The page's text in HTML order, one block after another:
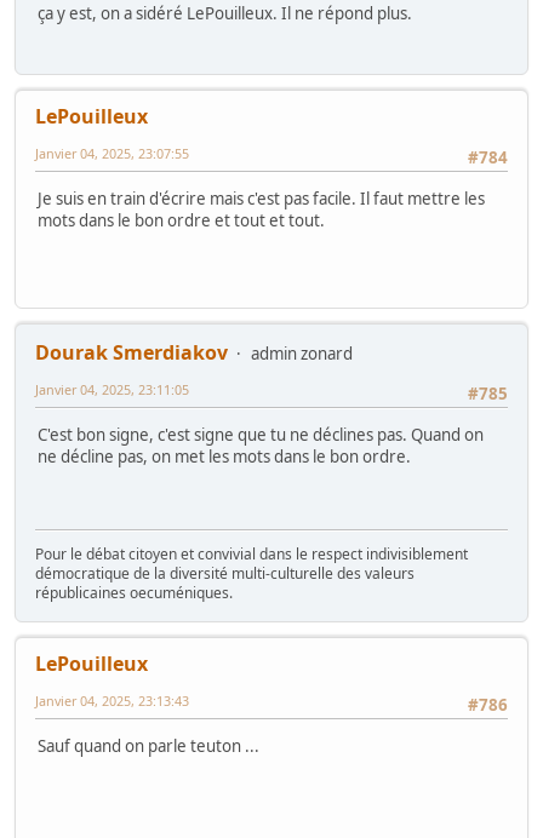
ça y est, on a sidéré LePouilleux. Il ne répond plus.
LePouilleux
#784
Janvier 04, 2025, 23:07:55
Je suis en train d'écrire mais c'est pas facile. Il faut mettre les
mots dans le bon ordre et tout et tout.
Dourak Smerdiakov
admin zonard
#785
Janvier 04, 2025, 23:11:05
C'est bon signe, c'est signe que tu ne déclines pas. Quand on
ne décline pas, on met les mots dans le bon ordre.
Pour le débat citoyen et convivial dans le respect indivisiblement
démocratique de la diversité multi-culturelle des valeurs
républicaines oecuméniques.
LePouilleux
#786
Janvier 04, 2025, 23:13:43
Sauf quand on parle teuton ...